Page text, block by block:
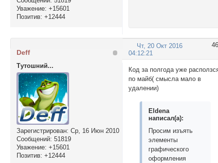
Уважение: +15601
Позитив: +12444
46
Чт, 20 Окт 2016
04:12:21
Deff
Тутошний...
Зарегистрирован: Ср, 16 Июн 2010
Сообщений: 51819
Уважение: +15601
Позитив: +12444
Код за полгода уже
по майб( смысла мало в
удалении)
Eldena
написал(а):
Просим изъять
элементы
графического
оформления